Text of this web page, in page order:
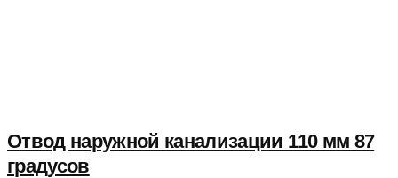
Отвод наружной канализации 110 мм 87
градусов